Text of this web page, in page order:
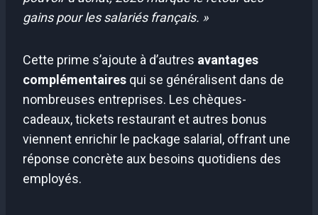
gains pour les salariés français. »
Cette prime s’ajoute à d’autres avantages
complémentaires qui se généralisent dans de
nombreuses entreprises. Les chèques-
cadeaux, tickets restaurant et autres bonus
viennent enrichir le package salarial, offrant une
réponse concrète aux besoins quotidiens des
employés.